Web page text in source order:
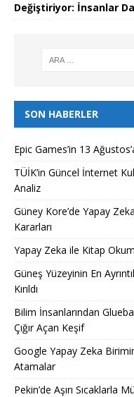
Değiştiriyor: İnsanlar
SON HABERLER
Epic Games’in 13
TÜİK’in Güncel İnternet
Analiz
Güney Kore’de Yapay
Kararları
Yapay Zeka ile Kitap
Güneş Yüzeyinin En
Kırıldı
Bilim İnsanlarından
Çığır Açan Keşif
Google Yapay Zeka
Atamalar
Pekin’de Aşırı Sıcaklarla